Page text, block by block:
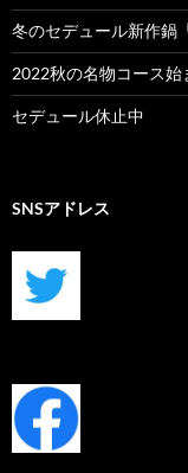
冬のセデュール新作鍋
2022秋の名物コース始
セデュール休止中
SNSアドレス